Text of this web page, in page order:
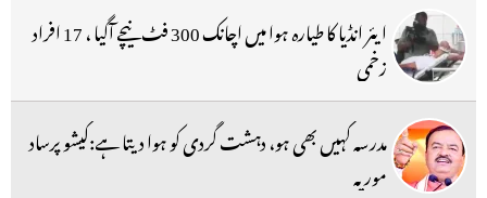
ایئر انڈیا کا طیارہ ہوا میں اچانک 300 فٹ نیچے آگیا ، 17 افراد
زخمی
مدرسہ کہیں بھی ہو، دہشت گردی کو ہوا دیتا ہے:کیشو پرساد
موریہ